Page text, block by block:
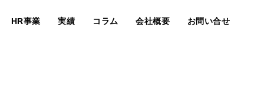
HR事業 実績 コラム 会社概要 お問い合せ